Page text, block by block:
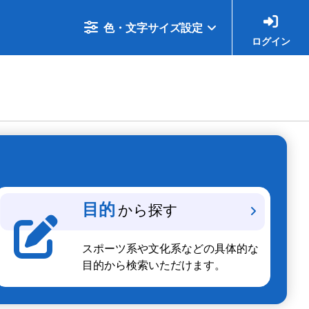
色・文字サイズ設定
ログイン
目的 から探す
スポーツ系や文化系などの具体的な
目的から検索いただけます。